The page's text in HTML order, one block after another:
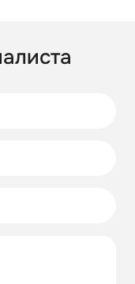
участке.